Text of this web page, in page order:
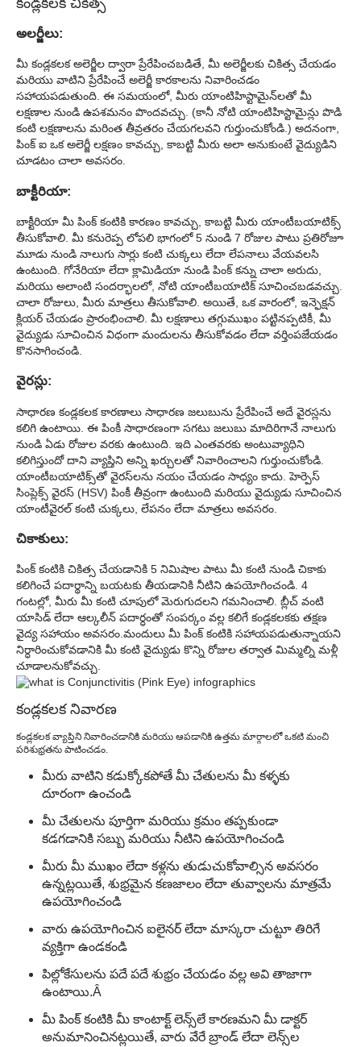
కండ్లకలక చికిత్స
అలర్జీలు:
మీ కండ్లకలక అలెర్జీల ద్వారా ప్రేరేపించబడితే, మీ అలెర్జీలకు చికిత్స చేయడం
మరియు వాటిని ప్రేరేపించే అలెర్జీ కారకాలను నివారించడం
సహాయపడుతుంది. ఈ సమయంలో, మీరు యాంటిహిస్టామైన్‌లతో మీ
లక్షణాల నుండి ఉపశమనం పొందవచ్చు. (కానీ నోటి యాంటిహిస్టామైన్లు పొడి
కంటి లక్షణాలను మరింత తీవ్రతరం చేయగలవని గుర్తుంచుకోండి.) అదనంగా,
పింక్ ఐ ఒక అలెర్జీ లక్షణం కావచ్చు, కాబట్టి మీరు అలా అనుకుంటే వైద్యుడిని
చూడటం చాలా అవసరం.
బాక్టీరియా:
బాక్టీరియా మీ పింక్ కంటికి కారణం కావచ్చు, కాబట్టి మీరు యాంటీబయాటిక్స్
తీసుకోవాలి. మీ కనురెప్ప లోపలి భాగంలో 5 నుండి 7 రోజుల పాటు ప్రతిరోజూ
మూడు నుండి నాలుగు సార్లు కంటి చుక్కలు లేదా లేపనాలు వేయవలసి
ఉంటుంది. గోనేరియా లేదా క్లామిడియా నుండి పింక్ కన్ను చాలా అరుదు,
మరియు అలాంటి సందర్భాలలో, నోటి యాంటీబయాటిక్ సూచించబడవచ్చు.
చాలా రోజులు, మీరు మాత్రలు తీసుకోవాలి. అయితే, ఒక వారంలో, ఇన్ఫెక్షన్
క్లియర్ చేయడం ప్రారంభించాలి. మీ లక్షణాలు తగ్గుముఖం పట్టినప్పటికీ, మీ
వైద్యుడు సూచించిన విధంగా మందులను తీసుకోవడం లేదా వర్తింపజేయడం
కొనసాగించండి.
వైరస్లు:
సాధారణ కండ్లకలక కారణాలు సాధారణ జలుబును ప్రేరేపించే అదే వైరస్లను
కలిగి ఉంటాయి. ఈ పింకీ సాధారణంగా సగటు జలుబు మాదిరిగానే నాలుగు
నుండి ఏడు రోజుల వరకు ఉంటుంది. ఇది ఎంతవరకు అంటువ్యాధిని
కలిగిస్తుందో దాని వ్యాప్తిని అన్ని ఖర్చులతో నివారించాలని గుర్తుంచుకోండి.
యాంటీబయాటిక్స్‌తో వైరస్‌లను నయం చేయడం సాధ్యం కాదు. హెర్పెస్
సింప్లెక్స్ వైరస్ (HSV) పింకీ తీవ్రంగా ఉంటుంది మరియు వైద్యుడు సూచించిన
యాంటీవైరల్ కంటి చుక్కలు, లేపనం లేదా మాత్రలు అవసరం.
చికాకులు:
పింక్ కంటికి చికిత్స చేయడానికి 5 నిమిషాల పాటు మీ కంటి నుండి చికాకు
కలిగించే పదార్థాన్ని బయటకు తీయడానికి నీటిని ఉపయోగించండి. 4
గంటల్లో, మీరు మీ కంటి చూపులో మెరుగుదలని గమనించాలి. బ్లీచ్ వంటి
యాసిడ్ లేదా ఆల్కలీన్ పదార్ధంతో సంపర్కం వల్ల కలిగే కండ్లకలకకు తక్షణ
వైద్య సహాయం అవసరం.మందులు మీ పింక్ కంటికి సహాయపడుతున్నాయని
నిర్ధారించుకోవడానికి మీ కంటి వైద్యుడు కొన్ని రోజుల తర్వాత మిమ్మల్ని మళ్లీ
చూడాలనుకోవచ్చు.
కండ్లకలక నివారణ
కండ్లకలక వ్యాప్తిని నివారించడానికి మరియు ఆపడానికి ఉత్తమ మార్గాలలో ఒకటి మంచి
పరిశుభ్రతను పాటించడం.
మీరు వాటిని కడుక్కోకపోతే మీ చేతులను మీ కళ్ళకు
దూరంగా ఉంచండి
మీ చేతులను పూర్తిగా మరియు క్రమం తప్పకుండా
కడగడానికి సబ్బు మరియు నీటిని ఉపయోగించండి
మీరు మీ ముఖం లేదా కళ్లను తుడుచుకోవాల్సిన అవసరం
ఉన్నట్లయితే, శుభ్రమైన కణజాలం లేదా తువ్వాలను మాత్రమే
ఉపయోగించండి
వారు ఉపయోగించిన ఐలైనర్ లేదా మాస్కరా చుట్టూ తిరిగే
వ్యక్తిగా ఉండకండి
పిల్లోకేసులను పదే పదే శుభ్రం చేయడం వల్ల అవి తాజాగా
ఉంటాయి.Â
మీ పింక్ కంటికి మీ కాంటాక్ట్ లెన్స్‌లే కారణమని మీ డాక్టర్
అనుమానించినట్లయితే, వారు వేరే బ్రాండ్ లేదా లెన్స్‌ల